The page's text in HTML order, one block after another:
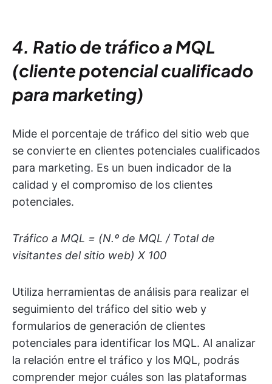
4. Ratio de tráfico a MQL
(cliente potencial cualificado
para marketing)
Mide el porcentaje de tráfico del sitio web que
se convierte en clientes potenciales cualificados
para marketing. Es un buen indicador de la
calidad y el compromiso de los clientes
potenciales.
Tráfico a MQL = (N.º de MQL / Total de
visitantes del sitio web) X 100
Utiliza herramientas de análisis para realizar el
seguimiento del tráfico del sitio web y
formularios de generación de clientes
potenciales para identificar los MQL. Al analizar
la relación entre el tráfico y los MQL, podrás
comprender mejor cuáles son las plataformas